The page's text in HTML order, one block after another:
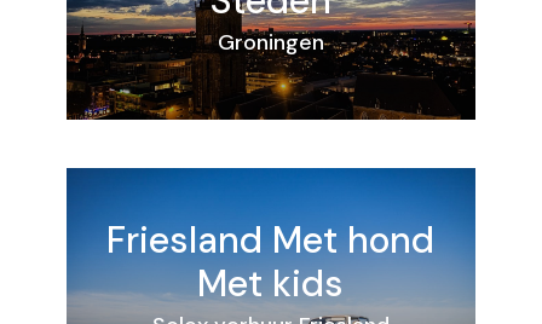
Groningen
FrieslandMet hond
Met kids